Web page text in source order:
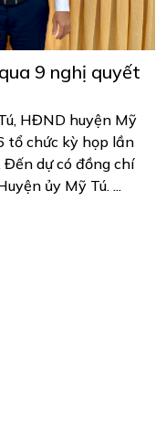
9 nghị quyết
HĐND huyện Mỹ
tổ chức kỳ họp lần
dự có đồng chí
ủy Mỹ Tú. ...